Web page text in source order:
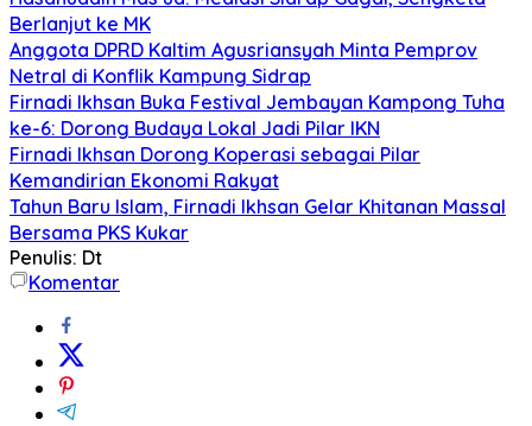
Berlanjut ke MK
Anggota DPRD Kaltim Agusriansyah Minta Pemprov
Netral di Konflik Kampung Sidrap
Firnadi Ikhsan Buka Festival Jembayan Kampong Tuha
ke-6: Dorong Budaya Lokal Jadi Pilar IKN
Firnadi Ikhsan Dorong Koperasi sebagai Pilar
Kemandirian Ekonomi Rakyat
Tahun Baru Islam, Firnadi Ikhsan Gelar Khitanan Massal
Bersama PKS Kukar
Penulis: Dt
Komentar